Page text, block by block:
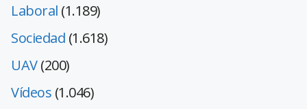
Laboral (1.189)
Sociedad (1.618)
UAV(200)
Vídeos (1.046)